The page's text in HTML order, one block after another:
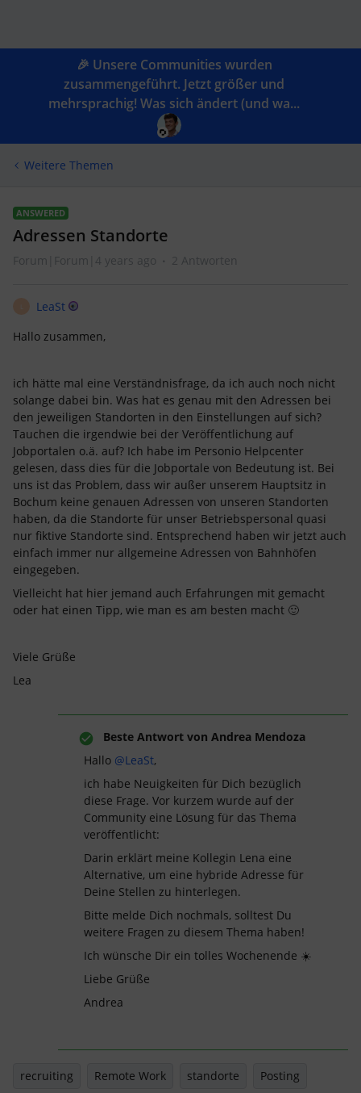
🎉 Unsere Communities wurden
zusammengeführt. Jetzt größer und
mehrsprachig! Was sich ändert (und wa...
Weitere Themen
ANSWERED
Adressen Standorte
Forum|Forum|4 years ago 2 Antworten
LeaSt
Hallo zusammen,
ich hätte mal eine Verständnisfrage, da ich auch noch nicht
solange dabei bin. Was hat es genau mit den Adressen bei
den jeweiligen Standorten in den Einstellungen auf sich?
Tauchen die irgendwie bei der Veröffentlichung auf
Jobportalen o.ä. auf? Ich habe im Personio Helpcenter
gelesen, dass dies für die Jobportale von Bedeutung ist. Bei
uns ist das Problem, dass wir außer unserem Hauptsitz in
Bochum keine genauen Adressen von unseren Standorten
haben, da die Standorte für unser Betriebspersonal quasi
nur fiktive Standorte sind. Entsprechend haben wir jetzt auch
einfach immer nur allgemeine Adressen von Bahnhöfen
eingegeben.
Vielleicht hat hier jemand auch Erfahrungen mit gemacht
oder hat einen Tipp, wie man es am besten macht 🙂
Viele Grüße
Lea
Beste Antwort von Andrea Mendoza
Hallo @LeaSt,
ich habe Neuigkeiten für Dich bezüglich
diese Frage. Vor kurzem wurde auf der
Community eine Lösung für das Thema
veröffentlicht:
Darin erklärt meine Kollegin Lena eine
Alternative, um eine hybride Adresse für
Deine Stellen zu hinterlegen.
Bitte melde Dich nochmals, solltest Du
weitere Fragen zu diesem Thema haben!
Ich wünsche Dir ein tolles Wochenende ☀️
Liebe Grüße
Andrea
recruiting Remote Work standorte Posting